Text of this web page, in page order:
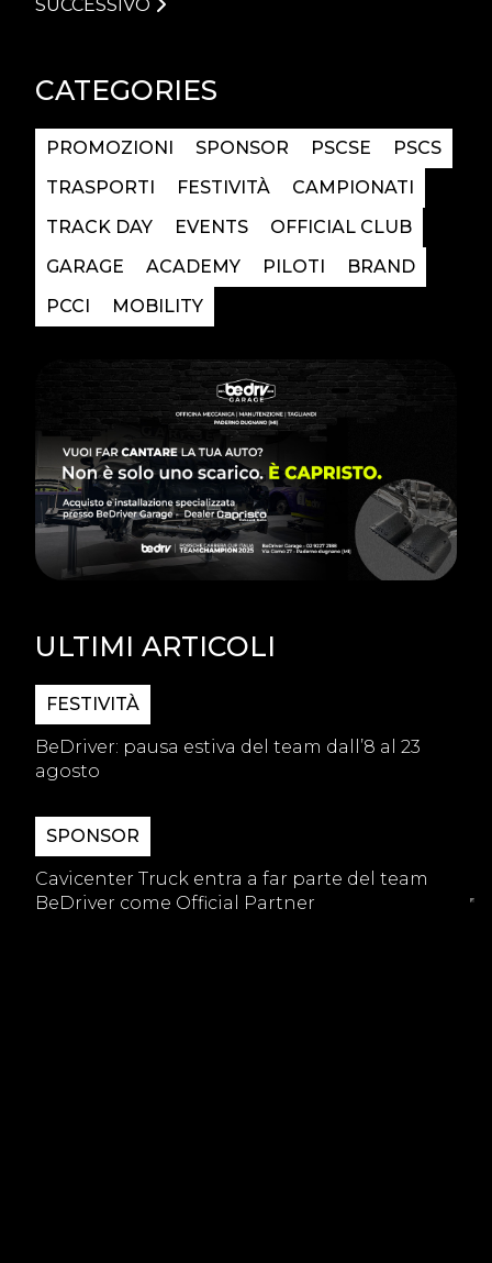
SUCCESSIVO
CATEGORIES
PROMOZIONI SPONSOR PSCSE
PSCS
TRASPORTI
FESTIVITÀ
CAMPIONATI
TRACK DAY
EVENTS
OFFICIAL CLUB
GARAGE
ACADEMY PILOTI
BRAND
PCCI
MOBILITY
ULTIMI ARTICOLI
FESTIVITÀ
BeDriver: pausa estiva del team dall’8 al 23
agosto
SPONSOR
Cavicenter Truck entra a far parte del team
BeDriver come Official Partner